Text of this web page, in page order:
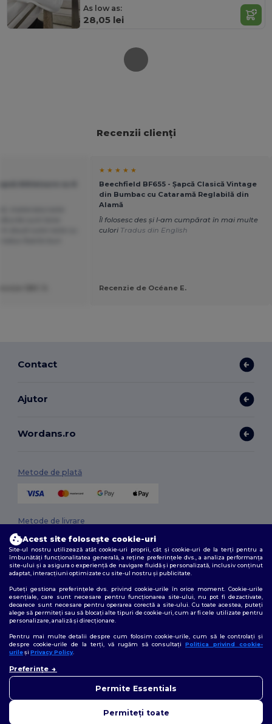
As low as:
28,05 lei
Recenzii clienți
★ ★ ★ ★ ★
Beechfield BF655 - Șapcă Clasică Vintage
din Bumbac cu Cataramă Reglabilă din
Alamă
Îl folosesc des și l-am cumpărat în mai multe
culori Tradus din English
Recenzie de Océane E.
Contact
Ajutor
Wordans.ro
Metode de plată
Metode de livrare
2026. Toate drepturile rezervate
Termeni și condiții
urile|Sitemap
Urmărește-ne
Acest site folosește cookie-uri
Site-ul nostru utilizează atât cookie-uri proprii, cât și cookie-uri de la terți pentru a
îmbunătăți funcționalitatea generală, a reține preferințele dvs., a analiza performanța
site-ului și a asigura o experiență de navigare fluidă și personalizată, inclusiv conținut
adaptat, interacțiuni optimizate cu site-ul nostru și publicitate.
Puteți gestiona preferințele dvs. privind cookie-urile în orice moment. Cookie-urile
esențiale, care sunt necesare pentru funcționarea site-ului, nu pot fi dezactivate,
deoarece sunt necesare pentru operarea corectă a site-ului. Cu toate acestea, puteți
alege să permiteți sau să blocați alte tipuri de cookie-uri, cum ar fi cele utilizate pentru
personalizare, analiză și direcționare.
Pentru mai multe detalii despre cum folosim cookie-urile, cum să le controlați și
despre cookie-urile de la terți, vă rugăm să consultați Politica privind cookie-
urileși Privacy Policy.
Preferințe
Permite Essentials
Permiteți toate
în orice moment. Chatbot-ul
ajuta.